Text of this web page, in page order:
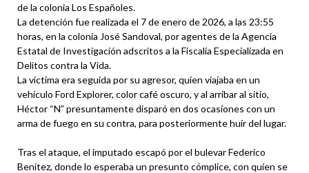
de la colonia Los Españoles.
La detención fue realizada el 7 de enero de 2026, a las 23:55
horas, en la colonia José Sandoval, por agentes de la Agencia
Estatal de Investigación adscritos a la Fiscalía Especializada en
Delitos contra la Vida.
La víctima era seguida por su agresor, quien viajaba en un
vehículo Ford Explorer, color café oscuro, y al arribar al sitio,
Héctor “N” presuntamente disparó en dos ocasiones con un
arma de fuego en su contra, para posteriormente huir del lugar.
Tras el ataque, el imputado escapó por el bulevar Federico
Benítez, donde lo esperaba un presunto cómplice, con quien se